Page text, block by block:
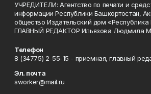
УЧРЕДИТЕЛИ: Агентство по печати и
информации Республики Башкортостан,
общество Издательский дом «Республика
ГЛАВНЫЙ РЕДАКТОР Ильязова Людмила
Телефон
8 (34775) 2-55-15 - приемная, главный
Эл. почта
sworker@mail.ru